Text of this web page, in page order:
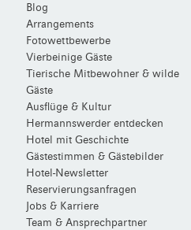
Blog
Arrangements
Fotowettbewerbe
Vierbeinige Gäste
Tierische Mitbewohner & wilde
Gäste
Ausflüge & Kultur
Hermannswerder entdecken
Hotel mit Geschichte
Gästestimmen & Gästebilder
Hotel-Newsletter
Reservierungsanfragen
Jobs & Karriere
Team & Ansprechpartner